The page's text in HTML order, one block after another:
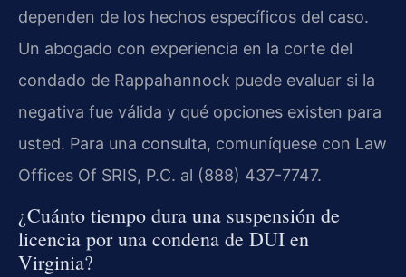
dependen de los hechos específicos del caso.
Un abogado con experiencia en la corte del
condado de Rappahannock puede evaluar si la
negativa fue válida y qué opciones existen para
usted. Para una consulta, comuníquese con Law
Offices Of SRIS, P.C. al (888) 437-7747.
¿Cuánto tiempo dura una suspensión de
licencia por una condena de DUI en
Virginia?